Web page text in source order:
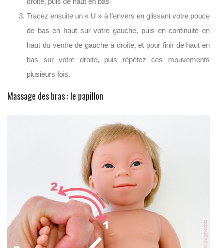
Tracez ensuite un « U » à l’envers en glissant votre pouce
de bas en haut sur votre gauche, puis en continuité en
haut du ventre de gauche à droite, et pour finir de haut en
bas sur votre droite, puis répétez ces mouvements
plusieurs fois.
Massage des bras : le papillon